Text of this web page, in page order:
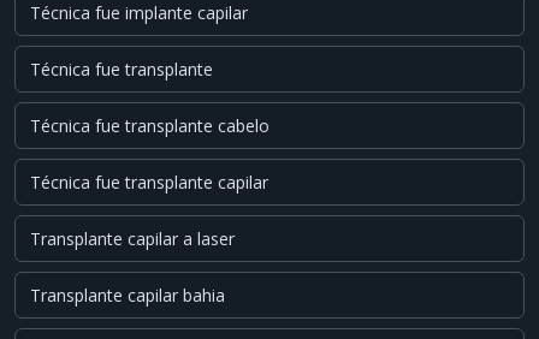
Técnica fue implante capilar
Técnica fue transplante
Técnica fue transplante cabelo
Técnica fue transplante capilar
Transplante capilar a laser
Transplante capilar bahia